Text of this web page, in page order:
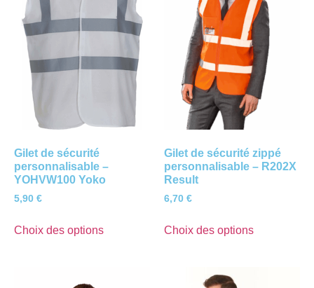
Gilet de sécurité
personnalisable –
YOHVW100 Yoko
5,90 €
Choix des options
Gilet de sécurité zippé
personnalisable – R202X
Result
6,70 €
Choix des options